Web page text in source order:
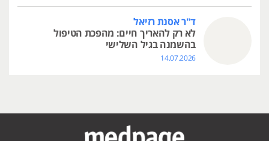
ד"ר אסנת רזיאל
לא רק להאריך חיים: מהפכת הטיפול
בהשמנה בגיל השלישי
14.07.2026